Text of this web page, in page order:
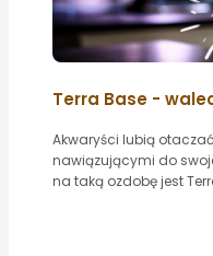
Terra Base -
Akwaryści lubią
nawiązującymi do
na taką ozdobę jest